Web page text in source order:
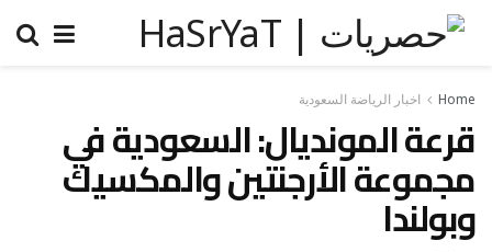
Home اخبار الرياضة السعودية
قرعة المونديال: السعودية في
مجموعة الأرجنتين والمكسيك
وبولندا